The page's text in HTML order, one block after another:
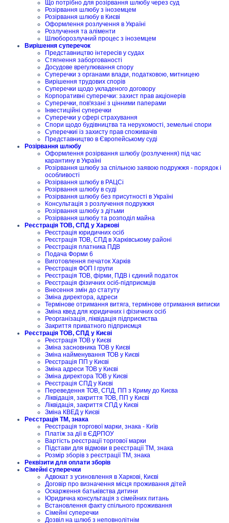
Що потрібно для розірвання шлюбу через суд
Розірвання шлюбу з іноземцем
Розірвання шлюбу в Києві
Оформлення розлучення в Україні
Розлучення та аліменти
Шлюборозлучний процес з іноземцем
Вирішення суперечок
Представництво інтересів у судах
Стягнення заборгованості
Досудове врегулювання спору
Суперечки з органами влади, податковою, митницею
Вирішення трудових спорів
Суперечки щодо укладеного договору
Корпоративні суперечки: захист прав акціонерів
Суперечки, пов'язані з цінними паперами
Інвестиційні суперечки
Суперечки у сфері страхування
Спори щодо будівництва та нерухомості, земельні спори
Суперечкиі із захисту прав споживачів
Представництво в Європейському суді
Розірвання шлюбу
Оформлення розірвання шлюбу (розлучення) під час
карантину в Україні
Розірвання шлюбу за спільною заявою подружжя - порядок і
особливості
Розірвання шлюбу в РАЦСі
Розірвання шлюбу в суді
Розірвання шлюбу без присутності в Україні
Консультація з розлучення подружжя
Розірвання шлюбу з дітьми
Розірвання шлюбу та розподіл майна
Реєстрація ТОВ, СПД у Харкові
Реєстрація юридичних осіб
Реєстрація ТОВ, СПД в Харківському районі
Реєстрація платника ПДВ
Подача Форми 6
Виготовлення печаток Харків
Реєстрація ФОП I групи
Реєстрація ТОВ, фірми, ПДВ і єдиний податок
Реєстрація фізичних осіб-підприємців
Внесення змін до статуту
Зміна директора, адреси
Термінове отримання витяга, термінове отримання виписки
Зміна квед для юридичних і фізичних осіб
Реорганізація, ліквідація підприємства
Закриття приватного підприємця
Реєстрація ТОВ, СПД у Києві
Реєстрація ТОВ у Києві
Зміна засновника ТОВ у Києві
Зміна найменування ТОВ у Києві
Реєстрація ПП у Києві
Зміна адреси ТОВ у Києві
Зміна директора ТОВ у Києві
Реєстрація СПД у Києві
Переведення ТОВ, СПД, ПП з Криму до Києва
Ліквідація, закриття ТОВ, ПП у Києві
Ліквідація, закриття СПД у Києві
Зміна КВЕД у Києві
Реєстрація ТМ, знака
Реєстрація торгової марки, знака - Київ
Платіж за дії в ЄДРПОУ
Вартість реєстрації торгової марки
Підстави для відмови в реєстрації ТМ, знака
Розмір зборів з реєстрації ТМ, знака
Реквізити для оплати зборів
Сімейні суперечки
Адвокат з усиновлення в Харкові, Києві
Договір про визначення місця проживання дітей
Оскарження батьківства дитини
Юридична консультація з сімейних питань
Встановлення факту спільного проживання
Сімейні суперечки
Дозвіл на шлюб з неповнолітнім